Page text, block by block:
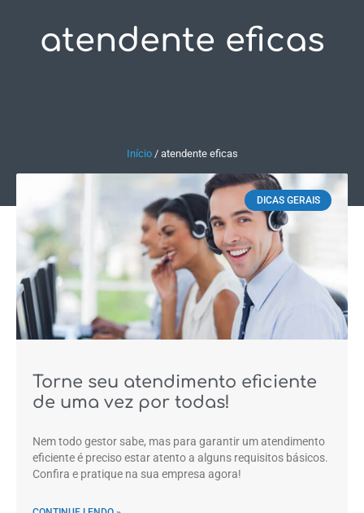
Fale Conosco
atendente eficas
Início/ atendente eficas
DICAS GERAIS
Torne seu atendimento eficiente
de uma vez por todas!
Nem todo gestor sabe, mas para garantir um atendimento
eficiente é preciso estar atento a alguns requisitos básicos.
Confira e pratique na sua empresa agora!